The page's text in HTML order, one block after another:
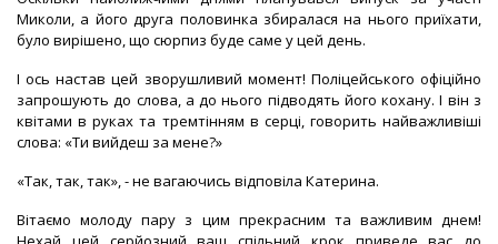
Миколи, а його друга половинка збиралася на нього приїхати,
було вирішено, що сюрпиз буде саме у цей день.
І ось настав цей зворушливий момент! Поліцейського офіційно
запрошують до слова, а до нього підводять його кохану. І він з
квітами в руках та тремтінням в серці, говорить найважливіші
слова: «Ти вийдеш за мене?»
«Так, так, так», - не вагаючись відповіла Катерина.
Вітаємо молоду пару з цим прекрасним та важливим днем!